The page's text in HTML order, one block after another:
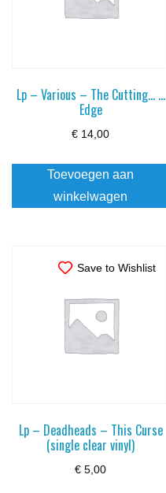
Lp – Various – The Cutting… …
Edge
€ 14,00
Toevoegen aan
winkelwagen
Save to Wishlist
Lp – Deadheads – This Curse
(single clear vinyl)
€ 5,00